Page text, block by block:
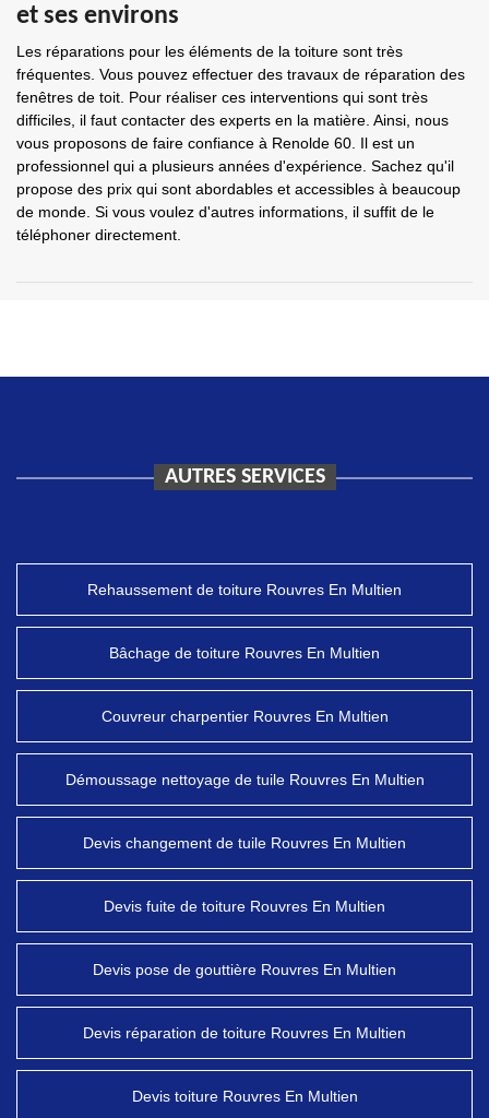
et ses environs
Les réparations pour les éléments de la toiture sont très
fréquentes. Vous pouvez effectuer des travaux de réparation des
fenêtres de toit. Pour réaliser ces interventions qui sont très
difficiles, il faut contacter des experts en la matière. Ainsi, nous
vous proposons de faire confiance à Renolde 60. Il est un
professionnel qui a plusieurs années d'expérience. Sachez qu'il
propose des prix qui sont abordables et accessibles à beaucoup
de monde. Si vous voulez d'autres informations, il suffit de le
téléphoner directement.
AUTRES SERVICES
Rehaussement de toiture Rouvres En Multien
Bâchage de toiture Rouvres En Multien
Couvreur charpentier Rouvres En Multien
Démoussage nettoyage de tuile Rouvres En Multien
Devis changement de tuile Rouvres En Multien
Devis fuite de toiture Rouvres En Multien
Devis pose de gouttière Rouvres En Multien
Devis réparation de toiture Rouvres En Multien
Devis toiture Rouvres En Multien